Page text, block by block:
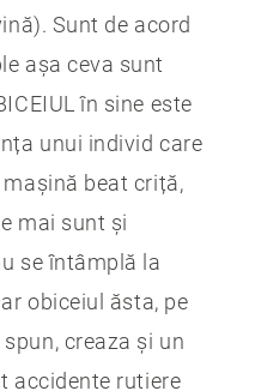
Sunt de acord
așa ceva sunt
în sine este
unui individ care
beat criță,
mai sunt și
se întâmplă la
obiceiul ăsta, pe
creaza și un
accidente rutiere